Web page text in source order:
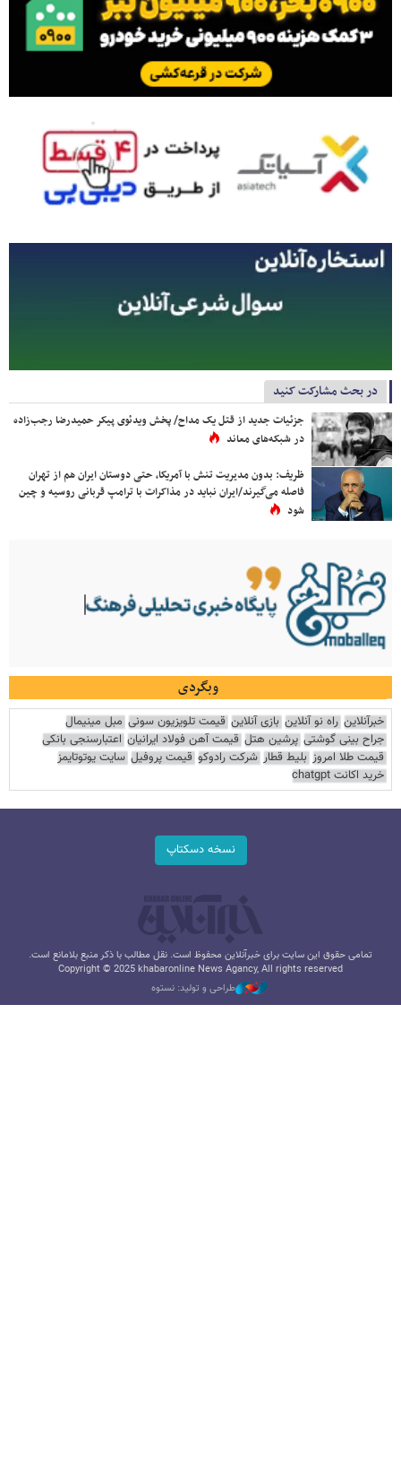
در بحث مشارکت کنید
جزئیات جدید از قتل یک مداح/ پخش ویدئوی پیکر حمیدرضا رجب‌زاده
در شبکه‌های معاند
ظریف: بدون مدیریت تنش با آمریکا، حتی دوستان ایران هم از تهران
فاصله می‌گیرند/ایران نباید در مذاکرات با ترامپ قربانی روسیه و چین
شود
وبگردی
خبرآنلاین راه نو آنلاین بازی آنلاین قیمت تلویزیون سونی مبل مینیمال
جراح بینی گوشتی پرشین هتل قیمت آهن فولاد ایرانیان اعتبارسنجی بانکی
قیمت طلا امروز بلیط قطار شرکت رادوکو قیمت پروفیل سایت یوتوتایمز
خرید اکانت chatgpt
نسخه دسکتاپ
تمامی حقوق این سایت برای خبرآنلاین محفوظ است. نقل مطالب با ذکر منبع بلامانع است.
Copyright © 2025 khabaronline News Agancy, All rights reserved
طراحی و تولید: نستوه